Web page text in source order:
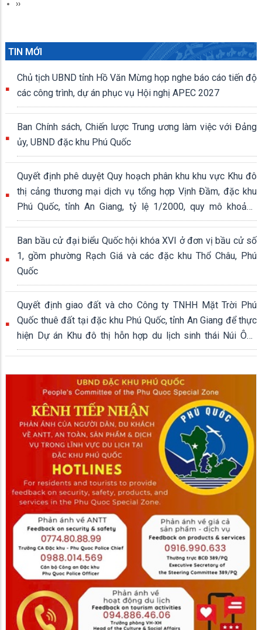
Next
››
TIN MỚI
Chủ tịch UBND tỉnh Hồ Văn Mừng họp nghe báo cáo tiến độ
các công trình, dự án phục vụ Hội nghị APEC 2027
Ban Chính sách, Chiến lược Trung ương làm việc với Đảng
ủy, UBND đặc khu Phú Quốc
Quyết định phê duyệt Quy hoạch phân khu khu vực Khu đô
thị cảng thương mại dịch vụ tổng hợp Vịnh Đầm, đặc khu
Phú Quốc, tỉnh An Giang, tỷ lệ 1/2000, quy mô khoảng
339,04 ha
Ban bầu cử đại biểu Quốc hội khóa XVI ở đơn vị bầu cử số
1, gồm phường Rạch Giá và các đặc khu Thổ Châu, Phú
Quốc
Quyết định giao đất và cho Công ty TNHH Mặt Trời Phú
Quốc thuê đất tại đặc khu Phú Quốc, tỉnh An Giang để thực
hiện Dự án Khu đô thị hỗn hợp du lịch sinh thái Núi Ông
Quán